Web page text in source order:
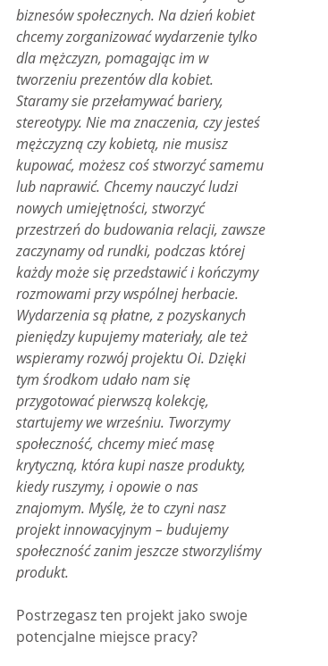
biznesów społecznych. Na dzień kobiet
chcemy zorganizować wydarzenie tylko
dla mężczyzn, pomagając im w
tworzeniu prezentów dla kobiet.
Staramy sie przełamywać bariery,
stereotypy. Nie ma znaczenia, czy jesteś
mężczyzną czy kobietą, nie musisz
kupować, możesz coś stworzyć samemu
lub naprawić. Chcemy nauczyć ludzi
nowych umiejętności, stworzyć
przestrzeń do budowania relacji, zawsze
zaczynamy od rundki, podczas której
każdy może się przedstawić i kończymy
rozmowami przy wspólnej herbacie.
Wydarzenia są płatne, z pozyskanych
pieniędzy kupujemy materiały, ale też
wspieramy rozwój projektu Oi. Dzięki
tym środkom udało nam się
przygotować pierwszą kolekcję,
startujemy we wrześniu. Tworzymy
społeczność, chcemy mieć masę
krytyczną, która kupi nasze produkty,
kiedy ruszymy, i opowie o nas
znajomym. Myślę, że to czyni nasz
projekt innowacyjnym – budujemy
społeczność zanim jeszcze stworzyliśmy
produkt.
Postrzegasz ten projekt jako swoje
potencjalne miejsce pracy?